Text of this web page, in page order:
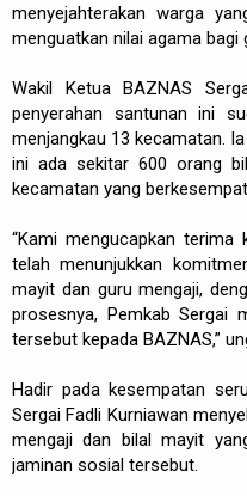
menyejahterakan warga
menguatkan nilai agama bagi
Wakil Ketua BAZNAS
penyerahan santunan ini
menjangkau 13 kecamatan.
ini ada sekitar 600 orang
kecamatan yang
“Kami mengucapkan terima
telah menunjukkan
mayit dan guru mengaji,
prosesnya, Pemkab Sergai
tersebut kepada BAZNAS,”
Hadir pada kesempatan
Sergai Fadli Kurniawan
mengaji dan bilal mayit
jaminan sosial tersebut.